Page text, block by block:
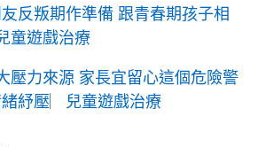
反叛期作準備 跟青春期孩子相
童遊戲治療
壓力來源 家長宜留心這個危險警
紓壓︳兒童遊戲治療